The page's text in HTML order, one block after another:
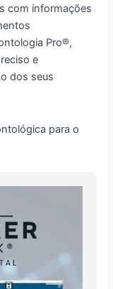
com informações
Pro®,
e
dos seus
para o